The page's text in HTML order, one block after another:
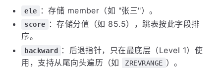
ele ：存储 member（如 "张三"）。
score
：存储分值（如 85.5），跳表按此字段排
序。
backward
：后退指针，只在最底层（Level 1）使
用，支持从尾向头遍历（如
ZREVRANGE ）。